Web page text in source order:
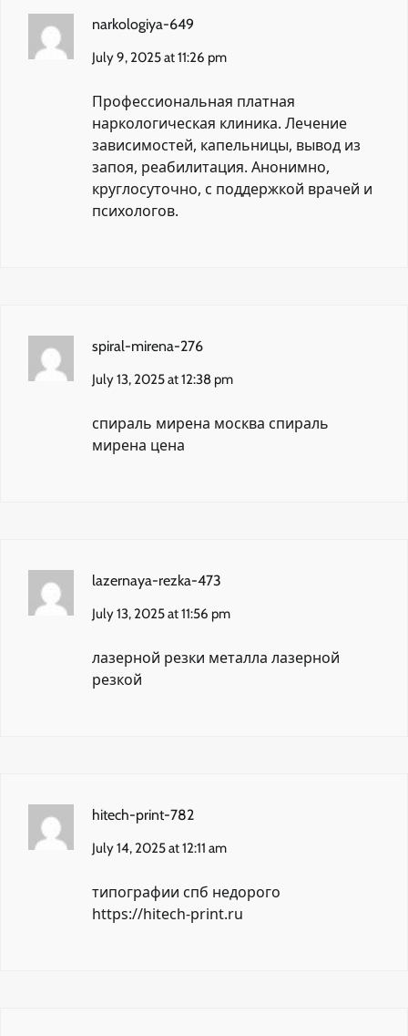
narkologiya-649
July 9, 2025 at 11:26 pm
Профессиональная платная
наркологическая клиника. Лечение
зависимостей, капельницы, вывод из
запоя, реабилитация. Анонимно,
круглосуточно, с поддержкой врачей и
психологов.
spiral-mirena-276
July 13, 2025 at 12:38 pm
спираль мирена москва спираль
мирена цена
lazernaya-rezka-473
July 13, 2025 at 11:56 pm
лазерной резки металла лазерной
резкой
hitech-print-782
July 14, 2025 at 12:11 am
типографии спб недорого
https://hitech-print.ru